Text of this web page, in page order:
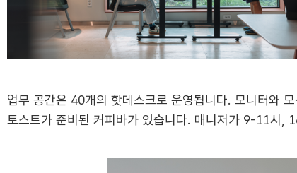
업무 공간은 40개의 핫데스크로 운영됩니다. 모니터와
토스트가 준비된 커피바가 있습니다. 매니저가 9-11시,